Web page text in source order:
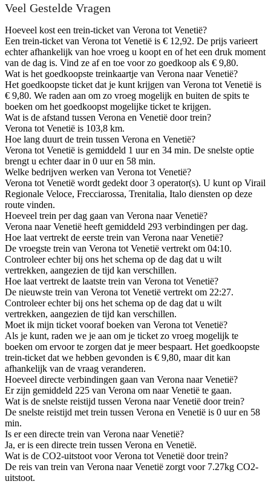
Veel Gestelde Vragen
Hoeveel kost een trein-ticket van Verona tot Venetië?
Een trein-ticket van Verona tot Venetië is € 12,92. De prijs varieert
echter afhankelijk van hoe vroeg u koopt en of het een druk moment
van de dag is. Vind ze af en toe voor zo goedkoop als € 9,80.
Wat is het goedkoopste treinkaartje van Verona naar Venetië?
Het goedkoopste ticket dat je kunt krijgen van Verona tot Venetië is
€ 9,80. We raden aan om zo vroeg mogelijk en buiten de spits te
boeken om het goedkoopst mogelijke ticket te krijgen.
Wat is de afstand tussen Verona en Venetië door trein?
Verona tot Venetië is 103,8 km.
Hoe lang duurt de trein tussen Verona en Venetië?
Verona tot Venetië is gemiddeld 1 uur en 34 min. De snelste optie
brengt u echter daar in 0 uur en 58 min.
Welke bedrijven werken van Verona tot Venetië?
Verona tot Venetië wordt gedekt door 3 operator(s). U kunt op Virail
Regionale Veloce, Frecciarossa, Trenitalia, Italo diensten op deze
route vinden.
Hoeveel trein per dag gaan van Verona naar Venetië?
Verona naar Venetië heeft gemiddeld 293 verbindingen per dag.
Hoe laat vertrekt de eerste trein van Verona naar Venetië?
De vroegste trein van Verona tot Venetië vertrekt om 04:10.
Controleer echter bij ons het schema op de dag dat u wilt
vertrekken, aangezien de tijd kan verschillen.
Hoe laat vertrekt de laatste trein van Verona tot Venetië?
De nieuwste trein van Verona tot Venetië vertrekt om 22:27.
Controleer echter bij ons het schema op de dag dat u wilt
vertrekken, aangezien de tijd kan verschillen.
Moet ik mijn ticket vooraf boeken van Verona tot Venetië?
Als je kunt, raden we je aan om je ticket zo vroeg mogelijk te
boeken om ervoor te zorgen dat je meer bespaart. Het goedkoopste
trein-ticket dat we hebben gevonden is € 9,80, maar dit kan
afhankelijk van de vraag veranderen.
Hoeveel directe verbindingen gaan van Verona naar Venetië?
Er zijn gemiddeld 225 van Verona om naar Venetië te gaan.
Wat is de snelste reistijd tussen Verona naar Venetië door trein?
De snelste reistijd met trein tussen Verona en Venetië is 0 uur en 58
min.
Is er een directe trein van Verona naar Venetië?
Ja, er is een directe trein tussen Verona en Venetië.
Wat is de CO2-uitstoot voor Verona tot Venetië door trein?
De reis van trein van Verona naar Venetië zorgt voor 7.27kg CO2-
uitstoot.